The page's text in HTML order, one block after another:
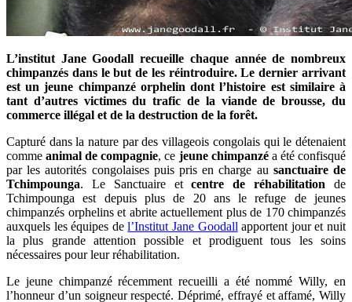
L’institut Jane Goodall recueille chaque année de nombreux
chimpanzés dans le but de les réintroduire. Le dernier arrivant
est un jeune chimpanzé orphelin dont l’histoire est similaire à
tant d’autres victimes du trafic de la viande de brousse, du
commerce illégal et de la destruction de la forêt.
Capturé dans la nature par des villageois congolais qui le détenaient
commeanimal de compagnie, ce jeune chimpanzéa été confisqué
par les autorités congolaises puis pris en charge au sanctuaire de
Tchimpounga. Le Sanctuaire etcentre de réhabilitation de
Tchimpounga est depuis plus de 20 ans le refuge de jeunes
chimpanzés orphelins et abrite actuellement plus de 170 chimpanzés
auxquels les équipes del’Institut Jane Goodall apportent jour et nuit
la plus grande attention possible et prodiguent tous les soins
nécessaires pour leur réhabilitation.
Le jeune chimpanzé récemment recueilli a été nommé Willy, en
l’honneur d’un soigneur respecté. Déprimé, effrayé et affamé, Willy